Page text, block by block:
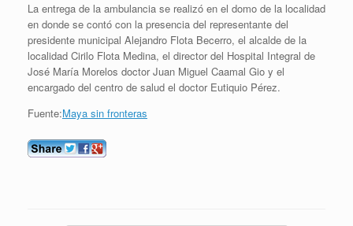
La entrega de la ambulancia se realizó en el domo de la localidad
en donde se contó con la presencia del representante del
presidente municipal Alejandro Flota Becerro, el alcalde de la
localidad Cirilo Flota Medina, el director del Hospital Integral de
José María Morelos doctor Juan Miguel Caamal Gio y el
encargado del centro de salud el doctor Eutiquio Pérez.
Fuente:Maya sin fronteras